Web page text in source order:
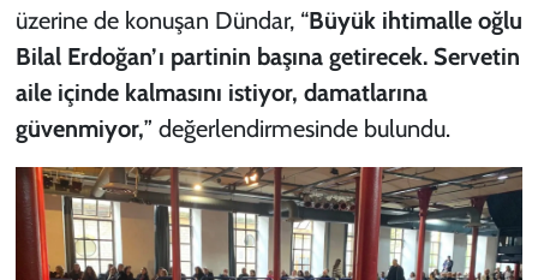
üzerine de konuşan Dündar, “Büyük ihtimalle oğlu
Bilal Erdoğan’ı partinin başına getirecek. Servetin
aile içinde kalmasını istiyor, damatlarına
güvenmiyor,” değerlendirmesinde bulundu.